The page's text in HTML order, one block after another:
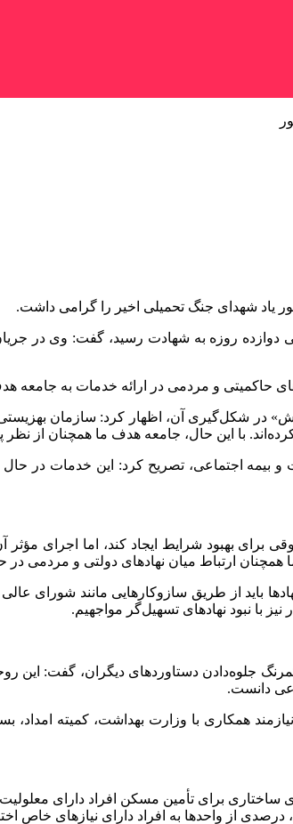
دوازده روزه به شهادت رسید، گفت: وی در
حاکمیتی و مردمی در ارائه خدمات به جامعه
سازمان بهزیستی در سال ۱۳۵۹ و نقش «شهید فیاض‌بخش» در
با این حال، جامعه هدف ما همچنان
و بیمه اجتماعی، تصریح کرد: این خدمات در
برای بهبود شرایط ایجاد کند، اما اجرای
همچنان ارتباط میان نهادهای دولتی و مردمی
باید از طریق سازوکارهایی مانند شورای
با نبود نهادهای تسهیل‌گر مواجهیم.
کمرنگ جلوه‌دادن دستاوردهای دیگران، گفت:
دانست.
نیازمند همکاری با وزارت بهداشت، کمیته
ساختاری برای تأمین مسکن افراد دارای
از واحدها به افراد دارای نیازهای خاص